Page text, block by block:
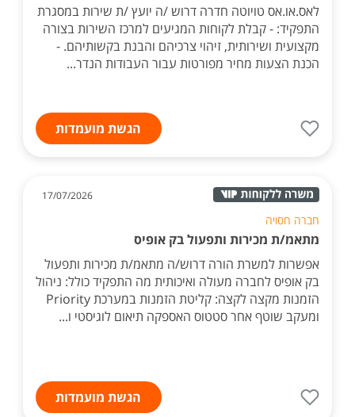
לאס.או.אס טויוטה חדרה דרוש /ה יועץ /ת שירות במסגרת
התפקיד: - קבלת לקוחות המגיעים למרכז השירות בצורה
מקצועית ושירותית, זיהוי צרכיהם והבנת בקשותיהם. -
הכנת הצעות מחיר מפורטות עבור העבודות הנדר...
הגשת מועמדות
17/07/2026
חברה חסויה
מתאמ/ת מכירות ותפעול בק אופיס
אפשרות למשרת הורה דרוש/ה מתאמ/ת מכירות ותפעול
בק אופיס לחברה מעולה ואיכותית מה התפקיד כולל: ניהול
הזמנות מקצה לקצה: קליטת הזמנות במערכת Priority
ומעקב שוטף אחר סטטוס האספקה תיאום לוגיסטי ו...
הגשת מועמדות